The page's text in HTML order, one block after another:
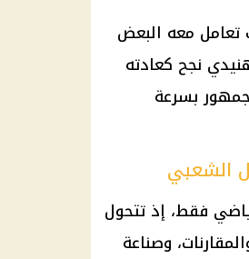
تعامل معه البعض
نجح كعادته
بسرعة
2026 على الجانب الرياضي فقط، إذ تتحول
وصناعة